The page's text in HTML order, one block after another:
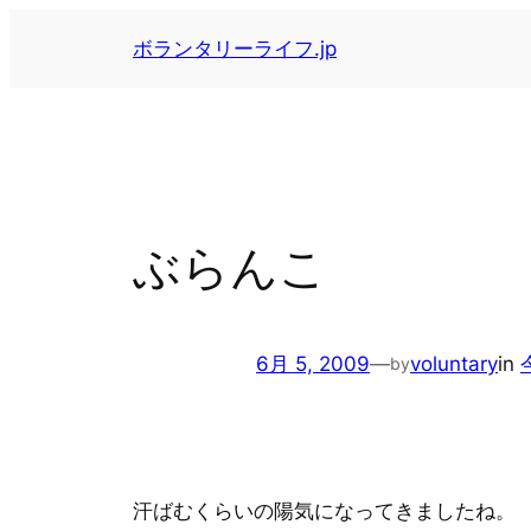
ボランタリーライフ.jp
ぶらんこ
6月 5, 2009—byvoluntaryin
汗ばむくらいの陽気になってきましたね。